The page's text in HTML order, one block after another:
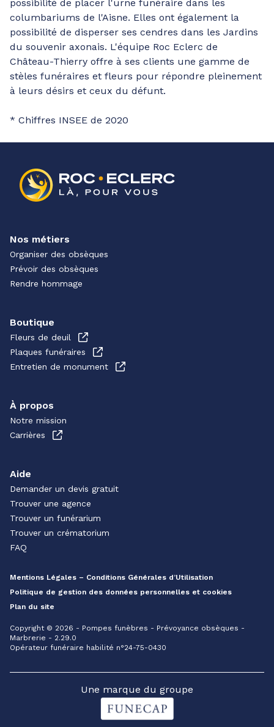
possibilité de placer l'urne funéraire dans les
columbariums de l'Aisne. Elles ont également la
possibilité de disperser ses cendres dans les Jardins
du souvenir axonais. L'équipe Roc Eclerc de
Château-Thierry offre à ses clients une gamme de
stèles funéraires et fleurs pour répondre pleinement
à leurs désirs et ceux du défunt.
* Chiffres INSEE de 2020
Nos métiers
Organiser des obsèques
Prévoir des obsèques
Rendre hommage
Boutique
Fleurs de deuil
Plaques funéraires
Entretien de monument
À propos
Notre mission
Carrières
Aide
Demander un devis gratuit
Trouver une agence
Trouver un funérarium
Trouver un crématorium
FAQ
Mentions Légales – Conditions Générales d’Utilisation
Politique de gestion des données personnelles et cookies
Plan du site
Copyright © 2026 - Pompes funèbres - Prévoyance obsèques -
Marbrerie - 2.29.0
Opérateur funéraire habilité n°24-75-0430
Une marque du groupe